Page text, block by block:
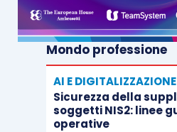
esercizio consecutivoin
richieste sono rispettate.
delle nuove soglie,
nel biennio 2023 e
Mondo professione
AI E DIGITALIZZAZIONE
Sicurezza della
soggetti NIS2: linee
operative